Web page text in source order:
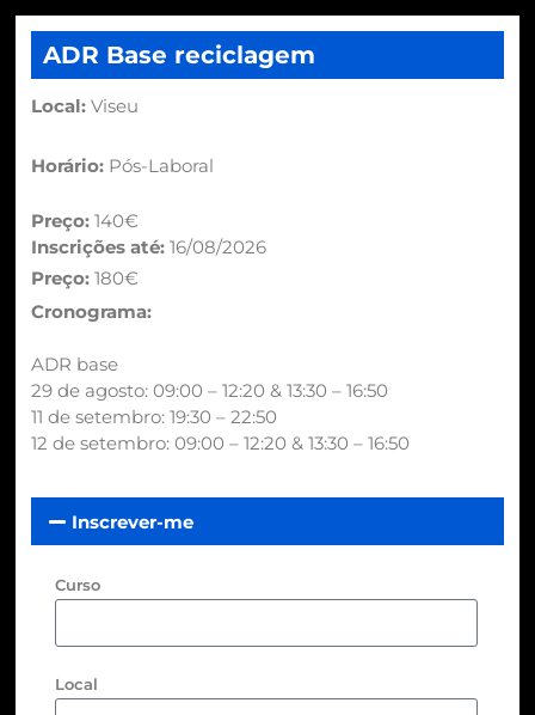
ADR Base reciclagem
Local:Viseu
Horário: Pós-Laboral
Preço:140€
Inscrições até:16/08/2026
Preço:180€
Cronograma:
ADR base
29 de agosto: 09:00 – 12:20 & 13:30 – 16:50
11 de setembro: 19:30 – 22:50
12 de setembro: 09:00 – 12:20 & 13:30 – 16:50
Inscrever-me
Curso
Local